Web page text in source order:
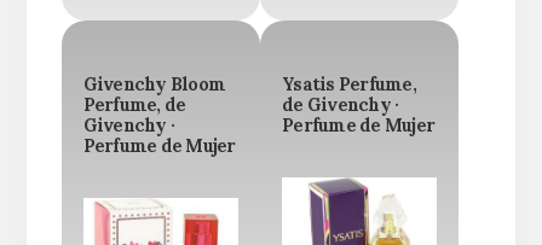
Givenchy Bloom
Perfume, de
Givenchy ·
Perfume de Mujer
Ysatis Perfume,
de Givenchy ·
Perfume de Mujer